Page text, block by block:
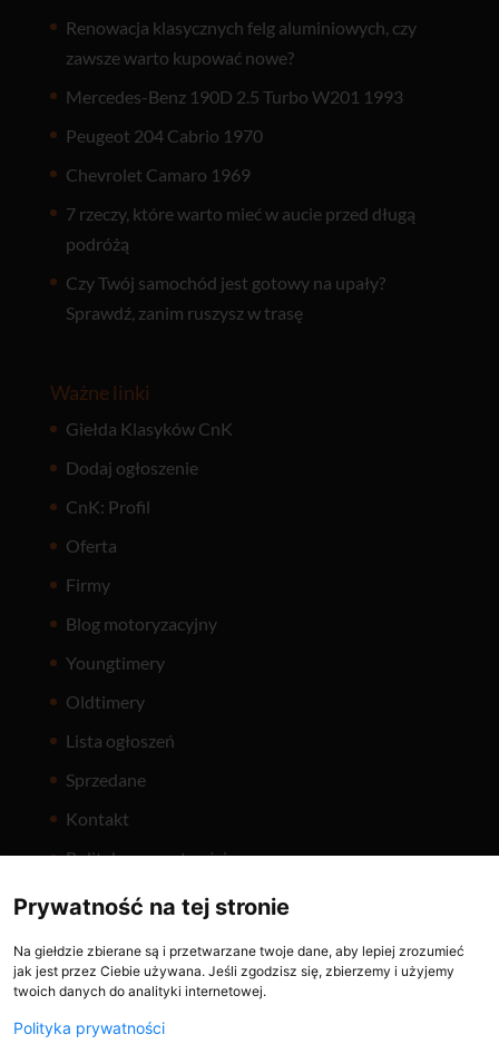
Renowacja klasycznych felg aluminiowych, czy
zawsze warto kupować nowe?
Mercedes-Benz 190D 2.5 Turbo W201 1993
Peugeot 204 Cabrio 1970
Chevrolet Camaro 1969
7 rzeczy, które warto mieć w aucie przed długą
podróżą
Czy Twój samochód jest gotowy na upały?
Sprawdź, zanim ruszysz w trasę
Ważne linki
Giełda Klasyków CnK
Dodaj ogłoszenie
CnK: Profil
Oferta
Firmy
Blog motoryzacyjny
Youngtimery
Oldtimery
Lista ogłoszeń
Sprzedane
Kontakt
Polityka prywatności
Prywatność na tej stronie
Na giełdzie zbierane są i przetwarzane twoje dane, aby lepiej zrozumieć
jak jest przez Ciebie używana. Jeśli zgodzisz się, zbierzemy i użyjemy
twoich danych do analityki internetowej.
Polityka prywatności